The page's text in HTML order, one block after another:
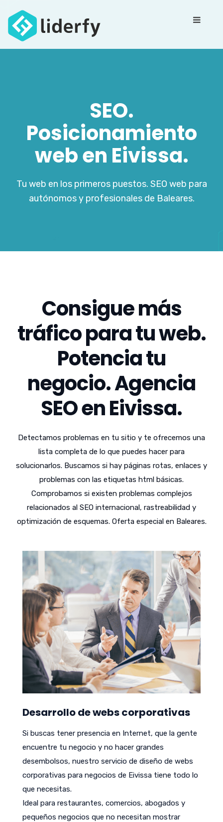
SEO.
Posicionamiento
web en Eivissa.
Tu web en los primeros puestos. SEO web para
autónomos y profesionales de Baleares.
Consigue más
tráfico para tu web.
Potencia tu
negocio. Agencia
SEO en Eivissa.
Detectamos problemas en tu sitio y te ofrecemos una
lista completa de lo que puedes hacer para
solucionarlos. Buscamos si hay páginas rotas, enlaces y
problemas con las etiquetas html básicas.
Comprobamos si existen problemas complejos
relacionados al SEO internacional, rastreabilidad y
optimización de esquemas. Oferta especial en Baleares.
Desarrollo de webs corporativas
Si buscas tener presencia en Internet, que la gente
encuentre tu negocio y no hacer grandes
desembolsos, nuestro servicio de diseño de webs
corporativas para negocios de Eivissa tiene todo lo
que necesitas.
Ideal para restaurantes, comercios, abogados y
pequeños negocios que no necesitan mostrar